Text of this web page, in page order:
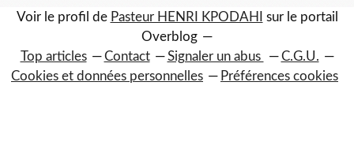
Voir le profil de Pasteur HENRI KPODAHI
sur le portail
Overblog
Top articles
Contact Signaler un abus
C.G.U.
Cookies et données personnelles
Préférences cookies